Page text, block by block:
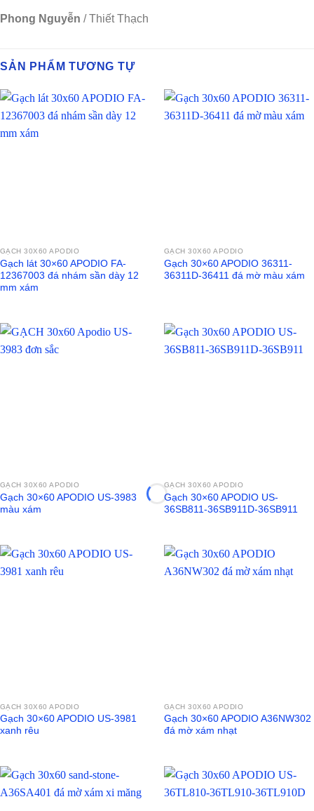
Phong Nguyễn /Thiết Thạch
SẢN PHẨM TƯƠNG TỰ
GẠCH 30X60 APODIO
Gạch lát 30×60 APODIO FA-
12367003 đá nhám sần dày 12
mm xám
GẠCH 30X60 APODIO
Gạch 30×60 APODIO 36311-
36311D-36411 đá mờ màu xám
GẠCH 30X60 APODIO
Gạch 30×60 APODIO US-3983
màu xám
GẠCH 30X60 APODIO
Gạch 30×60 APODIO US-
36SB811-36SB911D-36SB911
GẠCH 30X60 APODIO
Gạch 30×60 APODIO US-3981
xanh rêu
GẠCH 30X60 APODIO
Gạch 30×60 APODIO A36NW302
đá mờ xám nhạt